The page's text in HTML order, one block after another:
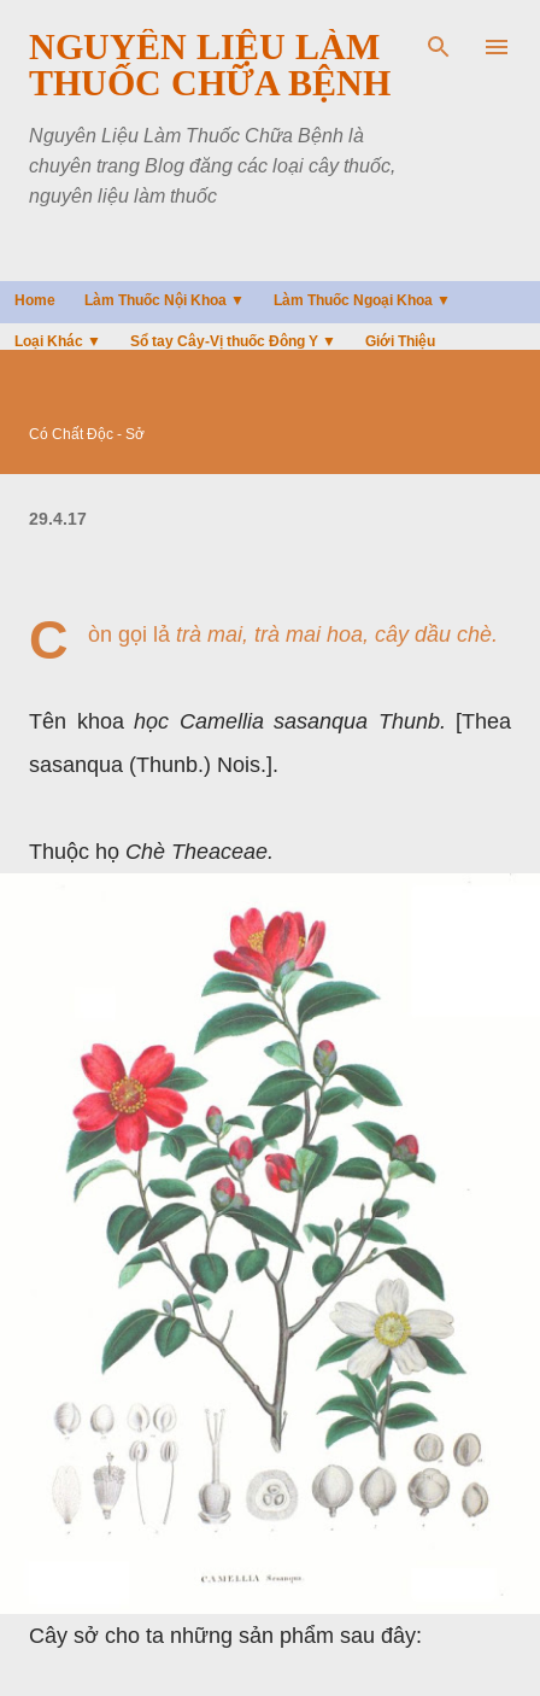
Chuyển đến nội dung chính
NGUYÊN LIỆU LÀM
THUỐC CHỮA BỆNH
Nguyên Liệu Làm Thuốc Chữa Bệnh là
chuyên trang Blog đăng các loại cây thuốc,
nguyên liệu làm thuốc
Home Làm Thuốc Nội Khoa ▼ Làm Thuốc Ngoại Khoa ▼
Loại Khác ▼ Sổ tay Cây-Vị thuốc Đông Y ▼ Giới Thiệu
Có Chất Độc - Sở
29.4.17
C òn gọi lả trà mai, trà mai hoa, cây dầu chè.
Tên khoa học Camellia sasanqua Thunb. [Thea
sasanqua (Thunb.) Nois.].
Thuộc họ Chè Theaceae.
Cây sở cho ta những sản phẩm sau đây: